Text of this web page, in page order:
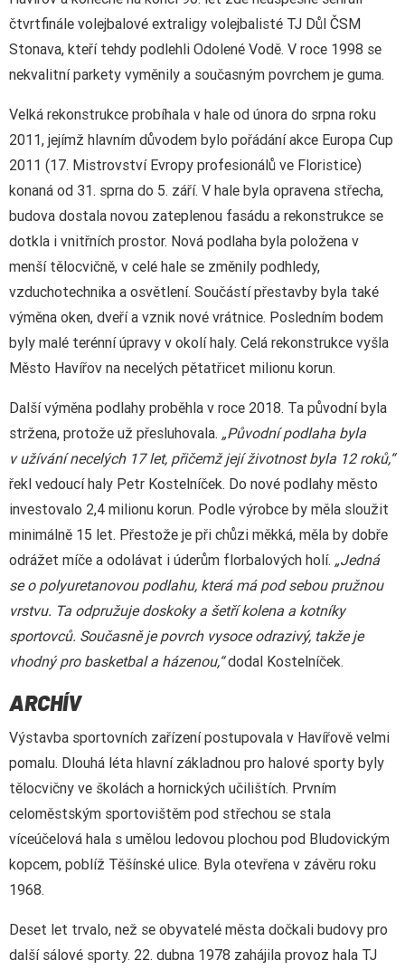
čtvrtfinále volejbalové extraligy volejbalisté TJ Důl ČSM
Stonava, kteří tehdy podlehli Odolené Vodě. V roce 1998 se
nekvalitní parkety vyměnily a současným povrchem je guma.
Velká rekonstrukce probíhala v hale od února do srpna roku
2011, jejímž hlavním důvodem bylo pořádání akce Europa Cup
2011 (17. Mistrovství Evropy profesionálů ve Floristice)
konaná od 31. sprna do 5. září. V hale byla opravena střecha,
budova dostala novou zateplenou fasádu a rekonstrukce se
dotkla i vnitřních prostor. Nová podlaha byla položena v
menší tělocvičně, v celé hale se změnily podhledy,
vzduchotechnika a osvětlení. Součástí přestavby byla také
výměna oken, dveří a vznik nové vrátnice. Posledním bodem
byly malé terénní úpravy v okolí haly. Celá rekonstrukce vyšla
Město Havířov na necelých pětatřicet milionu korun.
Další výměna podlahy proběhla v roce 2018. Ta původní byla
stržena, protože už přesluhovala. „Původní podlaha byla
v užívání necelých 17 let, přičemž její životnost byla 12 roků,“
řekl vedoucí haly Petr Kostelníček. Do nové podlahy město
investovalo 2,4 milionu korun. Podle výrobce by měla sloužit
minimálně 15 let. Přestože je při chůzi měkká, měla by dobře
odrážet míče a odolávat i úderům florbalových holí. „Jedná
se o polyuretanovou podlahu, která má pod sebou pružnou
vrstvu. Ta odpružuje doskoky a šetří kolena a kotníky
sportovců. Současně je povrch vysoce odrazivý, takže je
vhodný pro basketbal a házenou,“dodal Kostelníček.
ARCHÍV
Výstavba sportovních zařízení postupovala v Havířově velmi
pomalu. Dlouhá léta hlavní základnou pro halové sporty byly
tělocvičny ve školách a hornických učilištích. Prvním
celoměstským sportovištěm pod střechou se stala
víceúčelová hala s umělou ledovou plochou pod Bludovickým
kopcem, poblíž Těšínské ulice. Byla otevřena v závěru roku
1968.
Deset let trvalo, než se obyvatelé města dočkali budovy pro
další sálové sporty. 22. dubna 1978 zahájila provoz hala TJ